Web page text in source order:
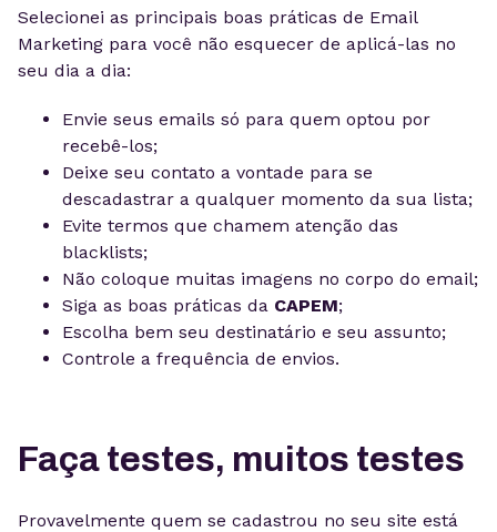
Selecionei as principais boas práticas de Email
Marketing para você não esquecer de aplicá-las no
seu dia a dia:
Envie seus emails só para quem optou por
recebê-los;
Deixe seu contato a vontade para se
descadastrar a qualquer momento da sua lista;
Evite termos que chamem atenção das
blacklists;
Não coloque muitas imagens no corpo do email;
Siga as boas práticas da CAPEM;
Escolha bem seu destinatário e seu assunto;
Controle a frequência de envios.
Faça testes, muitos testes
Provavelmente quem se cadastrou no seu site está